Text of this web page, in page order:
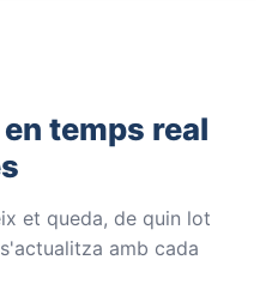
temps real
et queda, de quin lot
amb cada